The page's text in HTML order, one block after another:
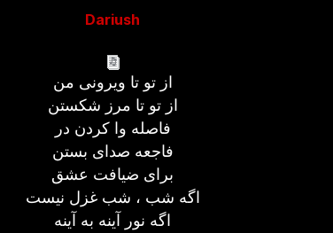
Dariush
از تو تا ویرونی من
از تو تا مرز شکستن
فاصله وا کردن در
فاجعه صدای بستن
برای ضیافت عشق
اگه شب ، شب غزل نیست
اگه نور آینه به آینه